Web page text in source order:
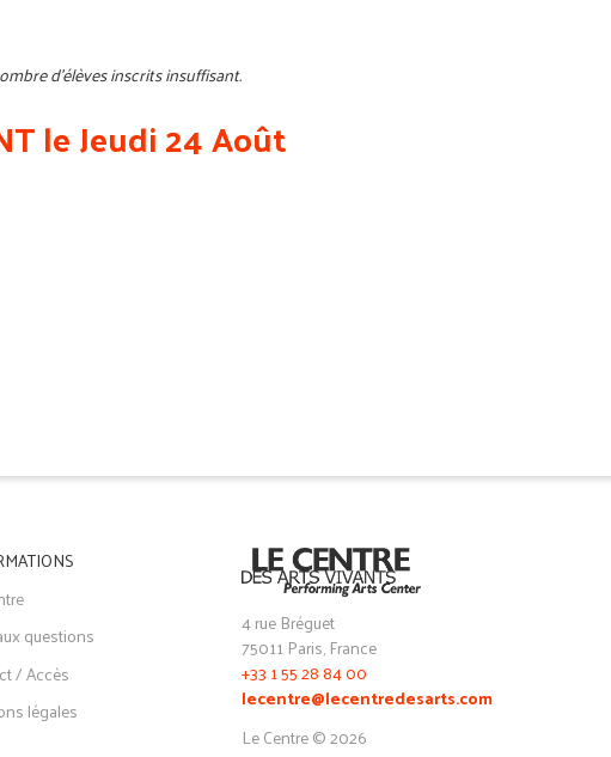
d'élèves inscrits insuffisant.
le Jeudi 24 Août
questions
/ Accès
légales
4 rue Bréguet
75011 Paris, France
+33 1 55 28 84 00
lecentre@lecentredesarts.com
Le Centre © 2026